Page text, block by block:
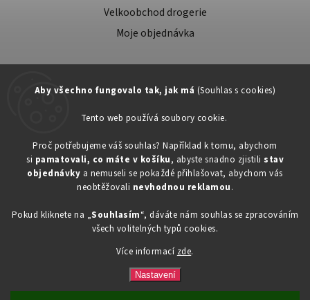
Aby všechno fungovalo tak, jak má (Souhlas s cookies)
Tento web používá soubory cookie.
Proč potřebujeme váš souhlas? Například k tomu, abychom
si pamatovali, co máte v košíku, abyste snadno zjistili stav
objednávky a nemuseli se pokaždé přihlašovat, abychom vás
neobtěžovali nevhodnou reklamou.
Pokud kliknete na „Souhlasím“, dáváte nám souhlas se zpracováním
všech volitelných typů cookies.
Více informací zde.
Nastavení
734603917
eshop@toner-rl.cz
Velkoobchod drogerie
Moje objednávka
Copyright 2026Drogerka24.cz. Všechna práva vyhrazena.
VytvořilShoptet| Design